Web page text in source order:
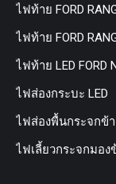
ไฟท้าย FORD
ไฟท้าย FORD
ไฟท้าย LED FORD
ไฟส่องกระบะ LED
ไฟส่องพื้นกระจกข้า
ไฟเลี้ยวกระจกมองข้